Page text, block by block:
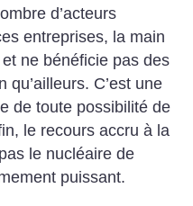
d’acteurs
entreprises, la main
ne bénéficie pas des
qu’ailleurs. C’est une
de toute possibilité de
le recours accru à la
le nucléaire de
puissant.